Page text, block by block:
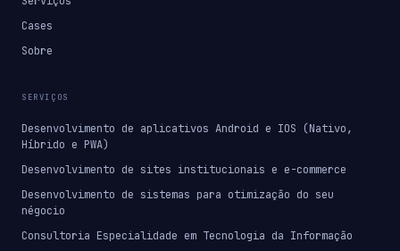
Cases
Sobre
SERVIÇOS
Desenvolvimento de aplicativos Android e IOS (Nativo,
Híbrido e PWA)
Desenvolvimento de sites institucionais e e-commerce
Desenvolvimento de sistemas para otimização do seu
négocio
Consultoria Especialidade em Tecnologia da Informação